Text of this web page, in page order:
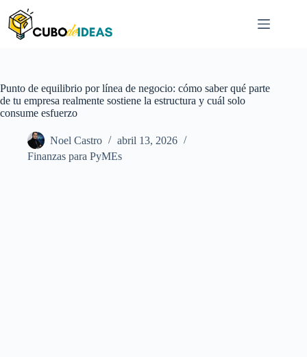
contenido
Punto de equilibrio por línea de negocio: cómo saber qué parte
de tu empresa realmente sostiene la estructura y cuál solo
consume esfuerzo
Noel Castro
abril 13, 2026
Finanzas para PyMEs